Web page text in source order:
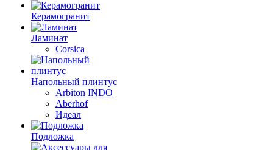
Керамогранит
Ламинат
Corsica
Напольный плинтус
Arbiton INDO
Aberhof
Идеал
Подложка